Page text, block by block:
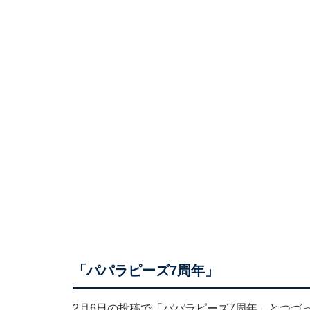
「パパラピーズ7周年」